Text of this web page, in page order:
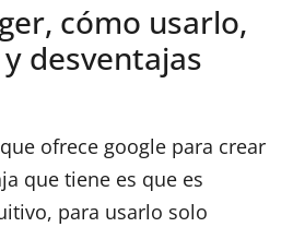
cómo usarlo,
desventajas
ofrece google para crear
que tiene es que es
para usarlo solo